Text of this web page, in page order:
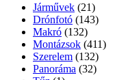
Járművek (21)
Drónfotó (143)
Makró (132)
Montázsok (411)
Szerelem (132)
Panoráma (32)